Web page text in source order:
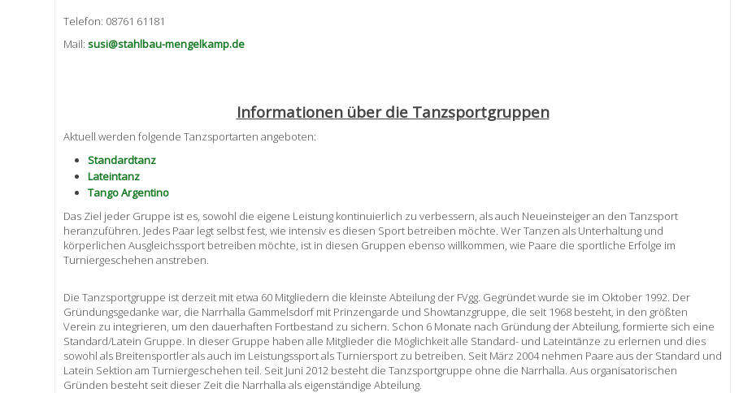
Telefon: ‭08761 61181
Mail: susi@stahlbau-mengelkamp.de
Informationen über die Tanzsportgruppen
Aktuell werden folgende Tanzsportarten angeboten:
Standardtanz
Lateintanz
Tango Argentino
Das Ziel jeder Gruppe ist es, sowohl die eigene Leistung kontinuierlich zu verbessern, als auch Neueinsteiger an den Tanzsport
heranzuführen. Jedes Paar legt selbst fest, wie intensiv es diesen Sport betreiben möchte. Wer Tanzen als Unterhaltung und
körperlichen Ausgleichssport betreiben möchte, ist in diesen Gruppen ebenso willkommen, wie Paare die sportliche Erfolge im
Turniergeschehen anstreben.
Die Tanzsportgruppe ist derzeit mit etwa 60 Mitgliedern die kleinste Abteilung der FVgg. Gegründet wurde sie im Oktober 1992. Der
Gründungsgedanke war, die Narrhalla Gammelsdorf mit Prinzengarde und Showtanzgruppe, die seit 1968 besteht, in den größten
Verein zu integrieren, um den dauerhaften Fortbestand zu sichern. Schon 6 Monate nach Gründung der Abteilung, formierte sich eine
Standard/Latein Gruppe. In dieser Gruppe haben alle Mitglieder die Möglichkeit alle Standard- und Lateintänze zu erlernen und dies
sowohl als Breitensportler als auch im Leistungssport als Turniersport zu betreiben. Seit März 2004 nehmen Paare aus der Standard und
Latein Sektion am Turniergeschehen teil. Seit Juni 2012 besteht die Tanzsportgruppe ohne die Narrhalla. Aus organisatorischen
Gründen besteht seit dieser Zeit die Narrhalla als eigenständige Abteilung.